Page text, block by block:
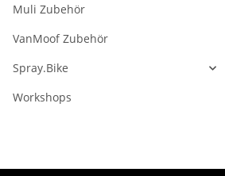
Muli Zubehör
VanMoof Zubehör
Spray.Bike
Workshops